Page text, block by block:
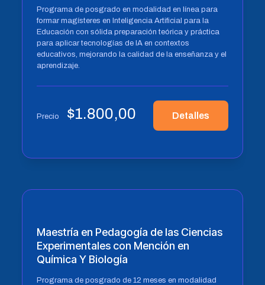
Programa de posgrado en modalidad en línea para
formar magísteres en Inteligencia Artificial para la
Educación con sólida preparación teórica y práctica
para aplicar tecnologías de IA en contextos
educativos, mejorando la calidad de la enseñanza y el
aprendizaje.
Precio $1.800,00 Detalles
Maestría en Pedagogía de las Ciencias
Experimentales con Mención en
Química Y Biología
Programa de posgrado de 12 meses en modalidad